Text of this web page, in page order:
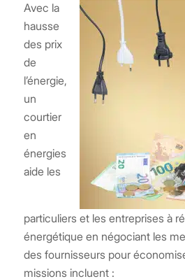
Avec la
hausse
des prix
de
l’énergie,
un
courtier
en
énergies
aide les
particuliers et les entreprises à
énergétique en négociant les
des fournisseurs pour
missions incluent :